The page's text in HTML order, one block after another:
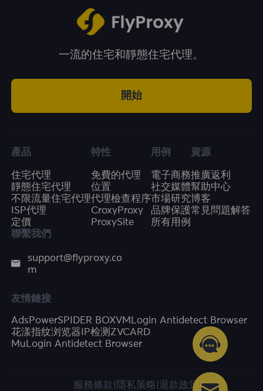
一流的住宅和靜態住宅代理。
開始
產品
住宅代理
靜態住宅代理
不限流量住宅代理
ISP代理
定價
特性
免費的代理
位置
代理檢查程序
CroxyProxy
ProxySite
用例
電子商務
社交媒體
市場研究
品牌保護
所有用例
資源
推廣返利
幫助中心
博客
常見問題解答
聯繫我們
support@flyproxy.co
m
友情鏈接
AdsPowerSPIDER BOXVMLogin Antidetect Browser
花漾指纹浏览器 IP检测 ZVCARD
MuLogin Antidetect Browser
服務條款 隱私策略 退款政策